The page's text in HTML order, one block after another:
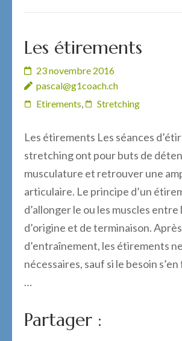
Les étirements
23 novembre 2016
pascal@g1coach.ch
Etirements, Stretching
Les étirements Les séances
stretching ont pour buts de
musculature et retrouver une
articulaire. Le principe d’un
d’allonger le ou les muscles entre
d’origine et de terminaison.
d’entraînement, les étirements
nécessaires, sauf si le besoin
…
Partager :